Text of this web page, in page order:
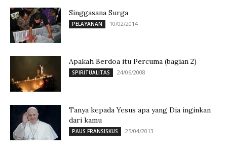
Singgasana Surga
PELAYANAN 10/02/2014
Apakah Berdoa itu Percuma (bagian 2)
SPIRITUALITAS 24/06/2008
Tanya kepada Yesus apa yang Dia inginkan
dari kamu
PAUS FRANSISKUS 25/04/2013